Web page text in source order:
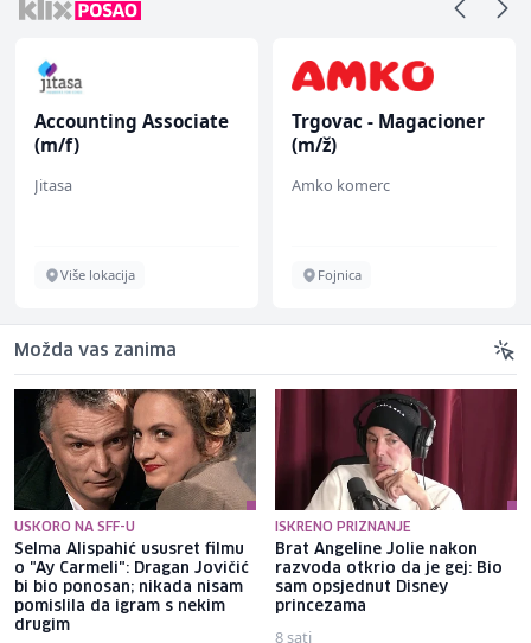
Accounting Associate
(m/f)
Jitasa
Više lokacija
Trgovac - Magacioner
(m/ž)
Amko komerc
Fojnica
Možda vas zanima
USKORO NA SFF-U
Selma Alispahić ususret filmu
o "Ay Carmeli": Dragan Jovičić
bi bio ponosan; nikada nisam
pomislila da igram s nekim
drugim
ISKRENO PRIZNANJE
Brat Angeline Jolie nakon
razvoda otkrio da je gej: Bio
sam opsjednut Disney
princezama
8 sati